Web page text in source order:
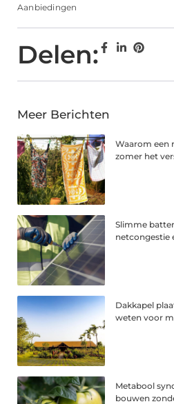
Aanbiedingen
Delen:
Meer Berichten
Waarom een
zomer het
Slimme
netcongestie
Dakkapel
weten voor
Metabool
bouwen